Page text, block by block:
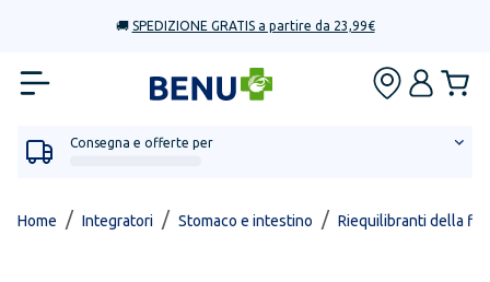
🚚 SPEDIZIONE GRATIS a partire da 23,99€
Consegna e offerte per
Home / Integratori / Stomaco e intestino / Riequilibranti della